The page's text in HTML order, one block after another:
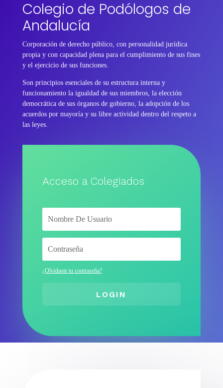
Colegio de Podólogos de
Andalucía
Corporación de derecho público, con personalidad jurídica
propia y con capacidad plena para el cumplimiento de sus fines
y el ejercicio de sus funciones.
Son principios esenciales de su estructura interna y
funcionamiento la igualdad de sus miembros, la elección
democrática de sus órganos de gobierno, la adopción de los
acuerdos por mayoría y su libre actividad dentro del respeto a
las leyes.
Acceso a Colegiados
¿Olvidaste tu contraseña?
LOGIN